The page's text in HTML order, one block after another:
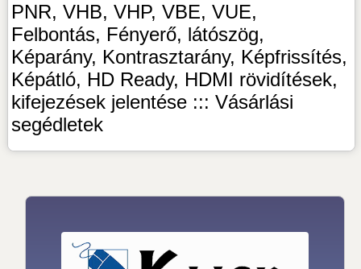
PNR, VHB, VHP, VBE, VUE,
Felbontás, Fényerő, látószög,
Képarány, Kontrasztarány, Képfrissítés,
Képátló, HD Ready, HDMI rövidítések,
kifejezések jelentése ::: Vásárlási
segédletek